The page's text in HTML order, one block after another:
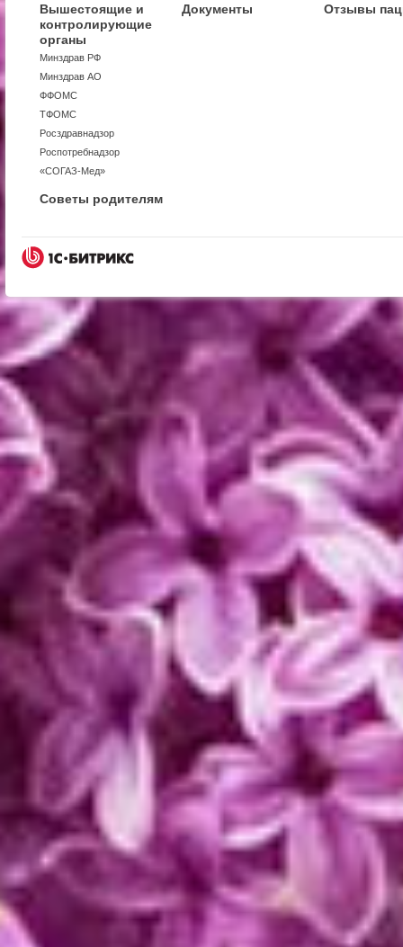
Вышестоящие и
контролирующие
органы
Минздрав РФ
Минздрав АО
ФФОМС
ТФОМС
Росздравнадзор
Роспотребнадзор
«СОГАЗ-Мед»
Документы Отзывы
Советы родителям